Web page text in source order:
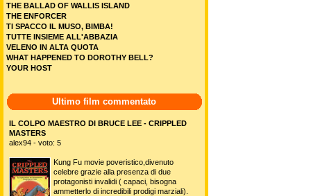
THE BALLAD OF WALLIS ISLAND
THE ENFORCER
TI SPACCO IL MUSO, BIMBA!
TUTTE INSIEME ALL'ABBAZIA
VELENO IN ALTA QUOTA
WHAT HAPPENED TO DOROTHY BELL?
YOUR HOST
Ultimo film commentato
IL COLPO MAESTRO DI BRUCE LEE - CRIPPLED
MASTERS
alex94 - voto: 5
Kung Fu movie poveristico,divenuto
celebre grazie alla presenza di due
protagonisti invalidi ( capaci, bisogna
ammetterlo di incredibili prodigi marziali).